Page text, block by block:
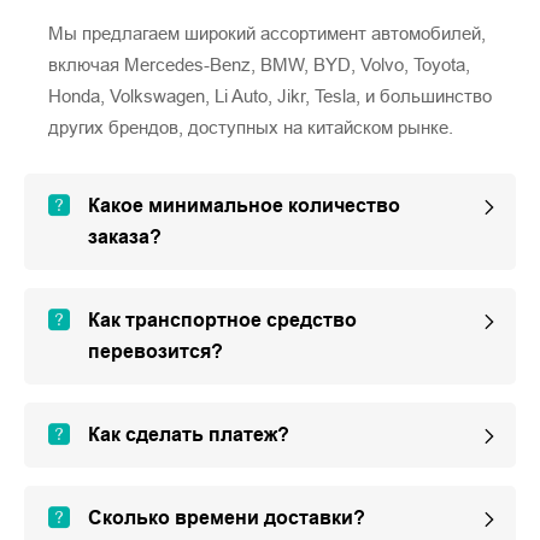
Мы предлагаем широкий ассортимент автомобилей,
включая Mercedes-Benz, BMW, BYD, Volvo, Toyota,
Honda, Volkswagen, Li Auto, Jikr, Tesla, и большинство
других брендов, доступных на китайском рынке.
Какое минимальное количество
заказа?
Как транспортное средство
перевозится?
Как сделать платеж?
Сколько времени доставки?